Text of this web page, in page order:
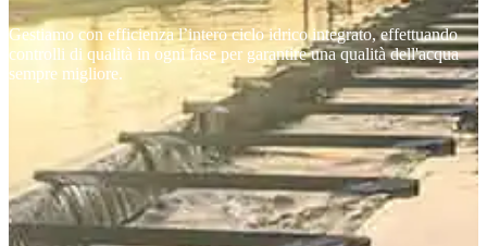
Gestiamo con efficienza l’intero ciclo idrico integrato, effettuando
controlli di qualità in ogni fase per garantire una qualità dell'acqua
sempre migliore.